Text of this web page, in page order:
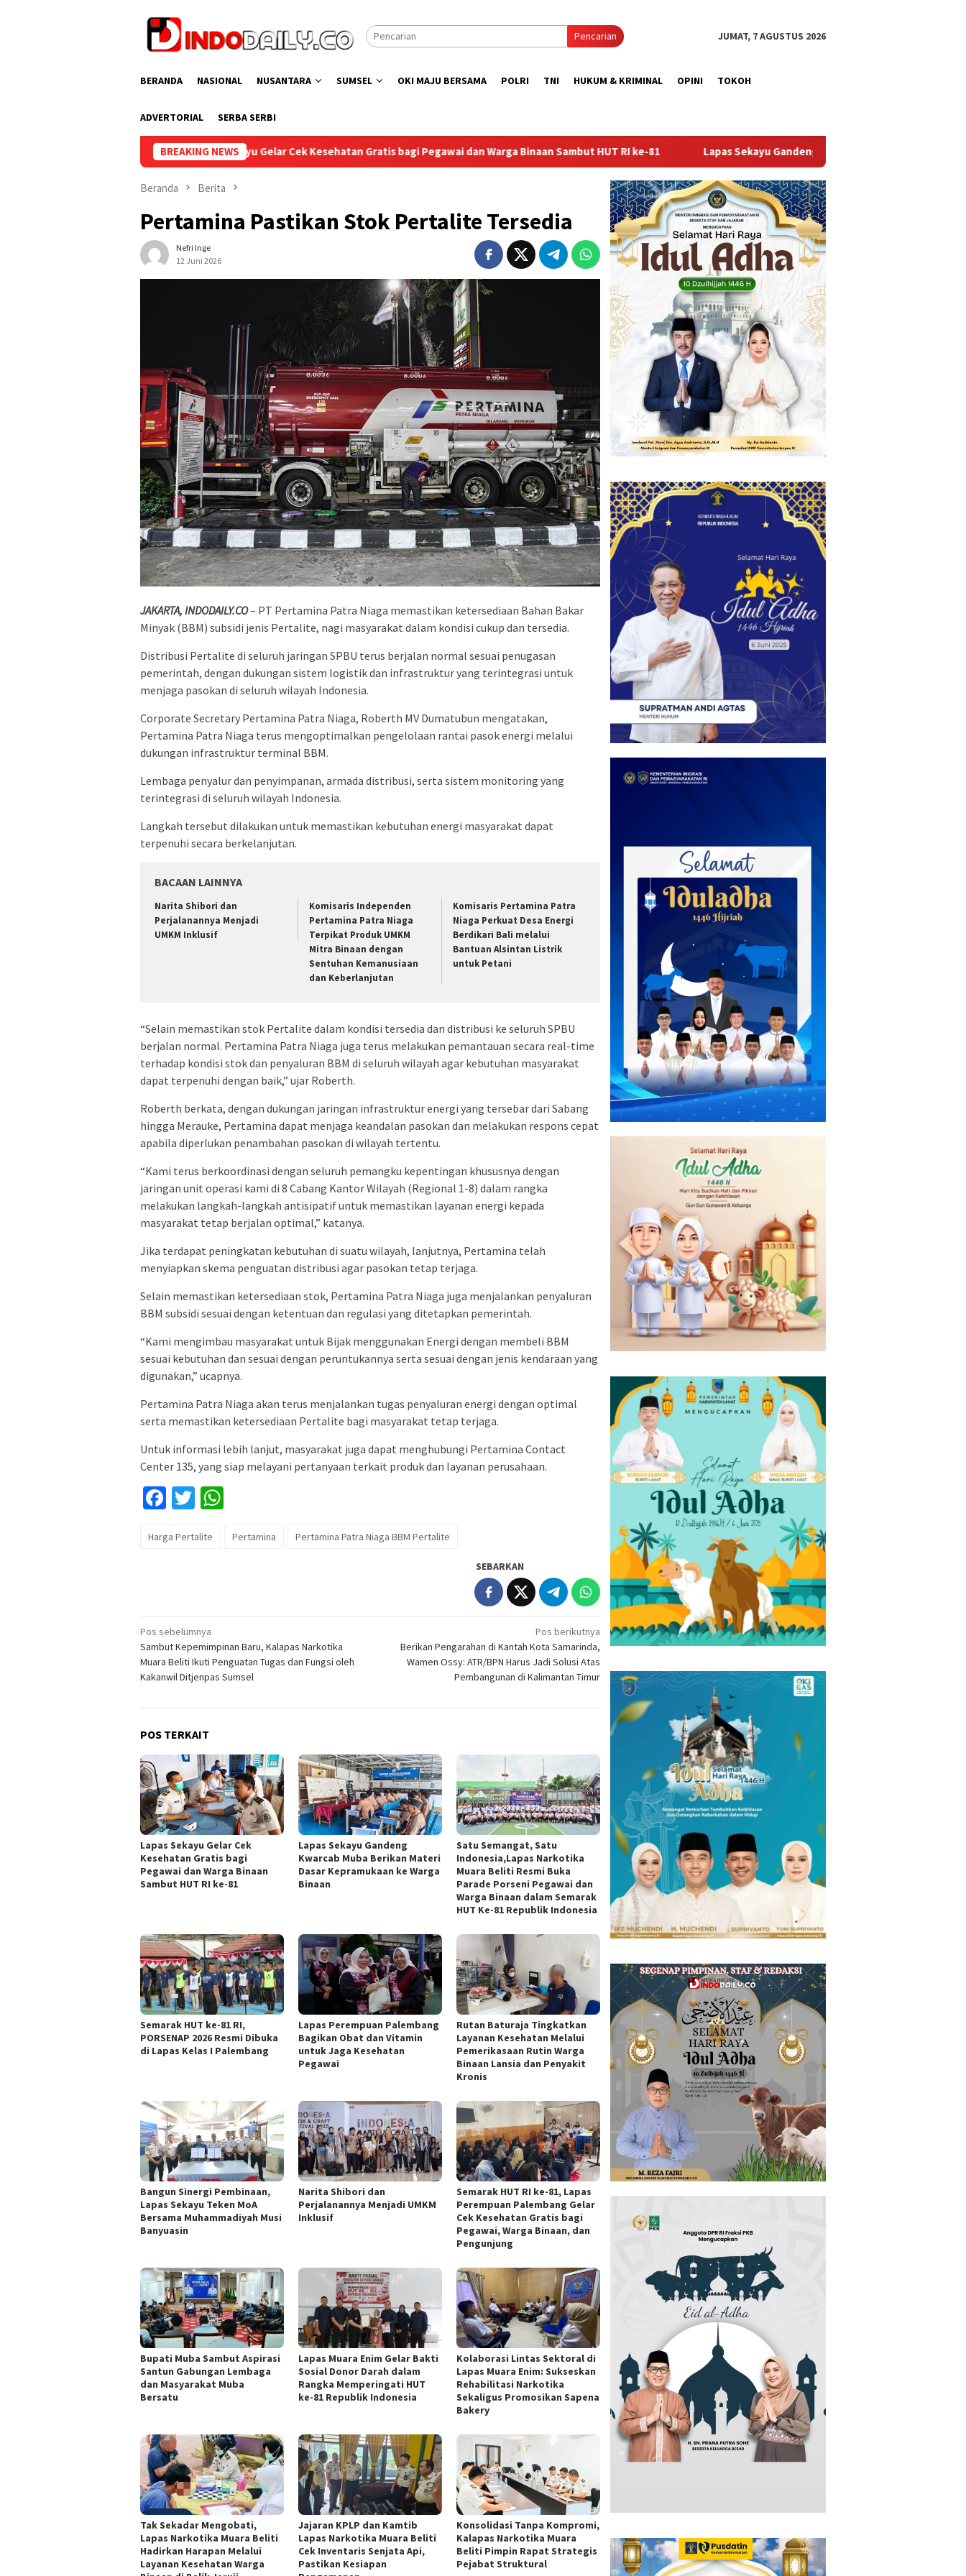
Pencarian JUMAT, 7 AGUSTUS 2026
BERANDA NASIONAL NUSANTARA SUMSEL OKI MAJU BERSAMA POLRI TNI HUKUM & KRIMINAL OPINI TOKOH
ADVERTORIAL SERBA SERBI
BREAKING NEWS
Lapas Sekayu Gelar Cek Kesehatan Gratis bagi Pegawai dan Warga Binaan Sambut HUT RI ke-81 Lapas Sekayu Gandeng Kwarcab Muba Berikan Materi Dasar Kepramukaan ke Warga
Beranda Berita
Pertamina Pastikan Stok Pertalite Tersedia
Nefri Inge
12 Juni 2026
JAKARTA, INDODAILY.CO– PT Pertamina Patra Niaga memastikan ketersediaan Bahan Bakar
Minyak (BBM) subsidi jenis Pertalite, nagi masyarakat dalam kondisi cukup dan tersedia.
Distribusi Pertalite di seluruh jaringan SPBU terus berjalan normal sesuai penugasan
pemerintah, dengan dukungan sistem logistik dan infrastruktur yang terintegrasi untuk
menjaga pasokan di seluruh wilayah Indonesia.
Corporate Secretary Pertamina Patra Niaga, Roberth MV Dumatubun mengatakan,
Pertamina Patra Niaga terus mengoptimalkan pengelolaan rantai pasok energi melalui
dukungan infrastruktur terminal BBM.
Lembaga penyalur dan penyimpanan, armada distribusi, serta sistem monitoring yang
terintegrasi di seluruh wilayah Indonesia.
Langkah tersebut dilakukan untuk memastikan kebutuhan energi masyarakat dapat
terpenuhi secara berkelanjutan.
BACAAN LAINNYA
Narita Shibori dan
Perjalanannya Menjadi
UMKM Inklusif
Komisaris Independen
Pertamina Patra Niaga
Terpikat Produk UMKM
Mitra Binaan dengan
Sentuhan Kemanusiaan
dan Keberlanjutan
Komisaris Pertamina Patra
Niaga Perkuat Desa Energi
Berdikari Bali melalui
Bantuan Alsintan Listrik
untuk Petani
“Selain memastikan stok Pertalite dalam kondisi tersedia dan distribusi ke seluruh SPBU
berjalan normal. Pertamina Patra Niaga juga terus melakukan pemantauan secara real-time
terhadap kondisi stok dan penyaluran BBM di seluruh wilayah agar kebutuhan masyarakat
dapat terpenuhi dengan baik,” ujar Roberth.
Roberth berkata, dengan dukungan jaringan infrastruktur energi yang tersebar dari Sabang
hingga Merauke, Pertamina dapat menjaga keandalan pasokan dan melakukan respons cepat
apabila diperlukan penambahan pasokan di wilayah tertentu.
“Kami terus berkoordinasi dengan seluruh pemangku kepentingan khususnya dengan
jaringan unit operasi kami di 8 Cabang Kantor Wilayah (Regional 1-8) dalam rangka
melakukan langkah-langkah antisipatif untuk memastikan layanan energi kepada
masyarakat tetap berjalan optimal,” katanya.
Jika terdapat peningkatan kebutuhan di suatu wilayah, lanjutnya, Pertamina telah
menyiapkan skema penguatan distribusi agar pasokan tetap terjaga.
Selain memastikan ketersediaan stok, Pertamina Patra Niaga juga menjalankan penyaluran
BBM subsidi sesuai dengan ketentuan dan regulasi yang ditetapkan pemerintah.
“Kami mengimbau masyarakat untuk Bijak menggunakan Energi dengan membeli BBM
sesuai kebutuhan dan sesuai dengan peruntukannya serta sesuai dengan jenis kendaraan yang
digunakan,” ucapnya.
Pertamina Patra Niaga akan terus menjalankan tugas penyaluran energi dengan optimal
serta memastikan ketersediaan Pertalite bagi masyarakat tetap terjaga.
Untuk informasi lebih lanjut, masyarakat juga dapat menghubungi Pertamina Contact
Center 135, yang siap melayani pertanyaan terkait produk dan layanan perusahaan.
Facebook
Twitter
Harga Pertalite Pertamina Pertamina Patra Niaga BBM Pertalite
SEBARKAN
Navigasi
pos
Pos sebelumnya
Sambut Kepemimpinan Baru, Kalapas Narkotika
Muara Beliti Ikuti Penguatan Tugas dan Fungsi oleh
Kakanwil Ditjenpas Sumsel
Pos berikutnya
Berikan Pengarahan di Kantah Kota Samarinda,
Wamen Ossy: ATR/BPN Harus Jadi Solusi Atas
Pembangunan di Kalimantan Timur
POS TERKAIT
Lapas Sekayu Gelar Cek
Kesehatan Gratis bagi
Pegawai dan Warga Binaan
Sambut HUT RI ke-81
Lapas Sekayu Gandeng
Kwarcab Muba Berikan Materi
Dasar Kepramukaan ke Warga
Binaan
Satu Semangat, Satu
Indonesia,Lapas Narkotika
Muara Beliti Resmi Buka
Parade Porseni Pegawai dan
Warga Binaan dalam Semarak
HUT Ke-81 Republik Indonesia
Semarak HUT ke-81 RI,
PORSENAP 2026 Resmi Dibuka
di Lapas Kelas I Palembang
Lapas Perempuan Palembang
Bagikan Obat dan Vitamin
untuk Jaga Kesehatan
Pegawai
Rutan Baturaja Tingkatkan
Layanan Kesehatan Melalui
Pemerikasaan Rutin Warga
Binaan Lansia dan Penyakit
Kronis
Bangun Sinergi Pembinaan,
Lapas Sekayu Teken MoA
Bersama Muhammadiyah Musi
Banyuasin
Narita Shibori dan
Perjalanannya Menjadi UMKM
Inklusif
Semarak HUT RI ke-81, Lapas
Perempuan Palembang Gelar
Cek Kesehatan Gratis bagi
Pegawai, Warga Binaan, dan
Pengunjung
Bupati Muba Sambut Aspirasi
Santun Gabungan Lembaga
dan Masyarakat Muba
Bersatu
Lapas Muara Enim Gelar Bakti
Sosial Donor Darah dalam
Rangka Memperingati HUT
ke-81 Republik Indonesia
Kolaborasi Lintas Sektoral di
Lapas Muara Enim: Sukseskan
Rehabilitasi Narkotika
Sekaligus Promosikan Sapena
Bakery
Tak Sekadar Mengobati,
Lapas Narkotika Muara Beliti
Hadirkan Harapan Melalui
Layanan Kesehatan Warga
Jajaran KPLP dan Kamtib
Lapas Narkotika Muara Beliti
Cek Inventaris Senjata Api,
Pastikan Kesiapan
Konsolidasi Tanpa Kompromi,
Kalapas Narkotika Muara
Beliti Pimpin Rapat Strategis
Pejabat Struktural